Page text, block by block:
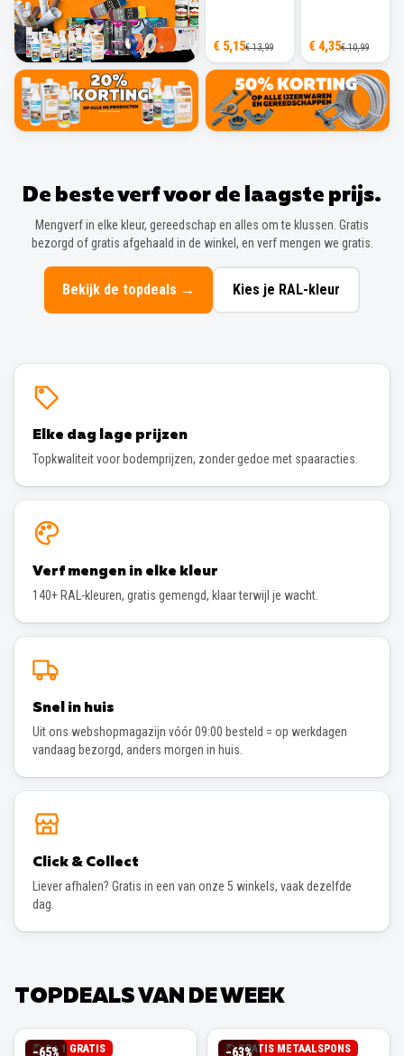
€ 5,15€ 13,99 € 4,35€ 10,99
De beste verf voor de laagste prijs.
Mengverf in elke kleur, gereedschap en alles om te klussen. Gratis
bezorgd of gratis afgehaald in de winkel, en verf mengen we gratis.
Bekijk de topdeals → Kies je RAL-kleur
Elke dag lage prijzen
Topkwaliteit voor bodemprijzen, zonder gedoe met spaaracties.
Verf mengen in elke kleur
140+ RAL-kleuren, gratis gemengd, klaar terwijl je wacht.
Snel in huis
Uit ons webshopmagazijn vóór 09:00 besteld = op werkdagen
vandaag bezorgd, anders morgen in huis.
Click & Collect
Liever afhalen? Gratis in een van onze 5 winkels, vaak dezelfde
dag.
TOPDEALS VAN DE WEEK
−65%
2 + 1 GRATIS
−63%
GRATIS METAALSPONS